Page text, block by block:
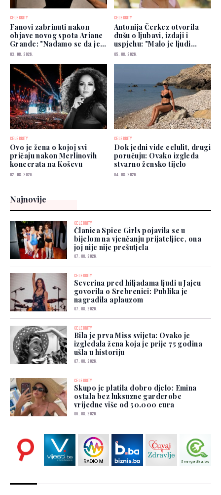
CELEBRITY
Fanovi zabrinuti nakon
objave novog spota Ariane
Grande: "Nadamo se da je
dobro"
03. 08. 2026.
CELEBRITY
Antonija Čerkez otvorila
dušu o ljubavi, izdaji i
uspjehu: "Malo je ljudi
kojima možete vjerovati"
05. 08. 2026.
CELEBRITY
Ovo je žena o kojoj svi
pričaju nakon Merlinovih
koncerata na Koševu
02. 08. 2026.
CELEBRITY
Dok jedni vide celulit, drugi
poručuju: Ovako izgleda
stvarno žensko tijelo
04. 08. 2026.
Najnovije
CELEBRITY
Članica Spice Girls pojavila se u
bijelom na vjenčanju prijateljice, ona
joj nije nije prešutjela
07. 08. 2026.
CELEBRITY
Severina pred hiljadama ljudi u Jajcu
govorila o Srebrenici: Publika je
nagradila aplauzom
07. 08. 2026.
CELEBRITY
Bila je prva Miss svijeta: Ovako je
izgledala žena koja je prije 75 godina
ušla u historiju
07. 08. 2026.
CELEBRITY
Skupo je platila dobro djelo: Emina
ostala bez luksuzne garderobe
vrijedne više od 50.000 eura
06. 08. 2026.